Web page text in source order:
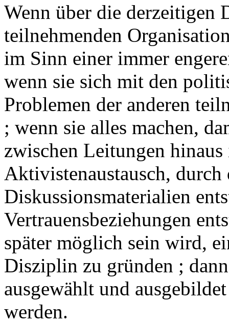
Wenn über die derzeitigen
teilnehmenden
im Sinn einer immer
wenn sie sich mit den
Problemen der anderen
; wenn sie alles machen,
zwischen Leitungen
Aktivistenaustausch, durch
Diskussionsmaterialien
Vertrauensbeziehungen
später möglich sein wird,
Disziplin zu gründen ;
ausgewählt und
werden.